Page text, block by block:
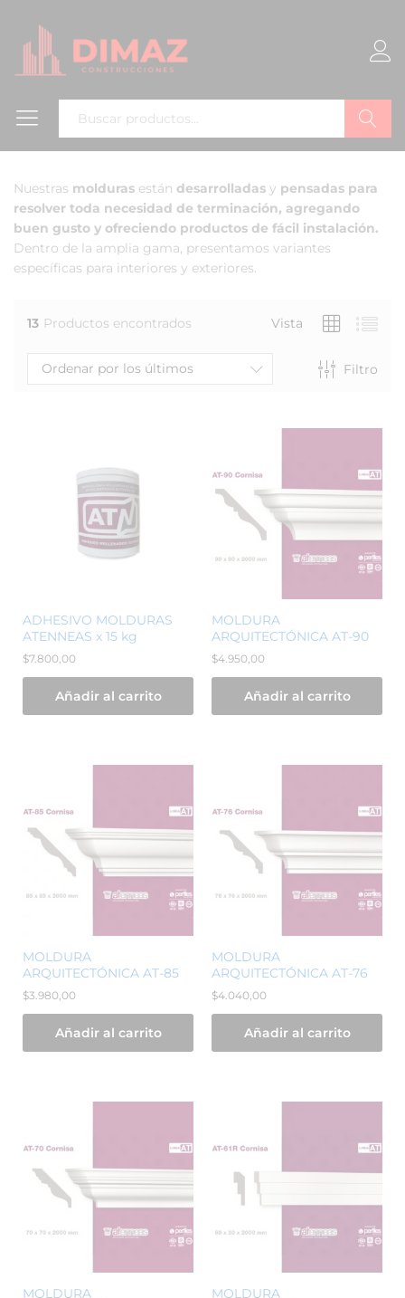
Buscar
Nuestras molduras están desarrolladas y pensadas para
resolver toda necesidad de terminación, agregando
buen gusto y ofreciendo productos de fácil instalación.
Dentro de la amplia gama, presentamos variantes
específicas para interiores y exteriores.
13 Productos encontrados Vista
Filtro
Ordenar por los últimos
ADHESIVO MOLDURAS
ATENNEAS x 15 kg
$7.800,00
Añadir al carrito
MOLDURA
ARQUITECTÓNICA AT-90
$4.950,00
Añadir al carrito
MOLDURA
ARQUITECTÓNICA AT-85
$3.980,00
Añadir al carrito
MOLDURA
ARQUITECTÓNICA AT-76
$4.040,00
Añadir al carrito
MOLDURA
MOLDURA